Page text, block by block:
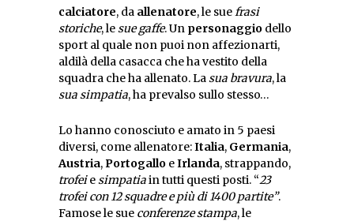
calciatore, da allenatore, le sue frasi
storiche, le sue gaffe. Un personaggio dello
sport al quale non puoi non affezionarti,
aldilà della casacca che ha vestito della
squadra che ha allenato. La sua bravura, la
sua simpatia, ha prevalso sullo stesso…
Lo hanno conosciuto e amato in 5 paesi
diversi, come allenatore:Italia, Germania,
Austria, Portogallo eIrlanda, strappando,
trofeie simpatiain tutti questi posti. “23
trofei con 12 squadre e più di 1400 partite”.
Famose le sue conferenze stampa, le